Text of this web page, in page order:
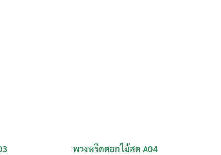
พวงหรีดดอกไม้สด A04